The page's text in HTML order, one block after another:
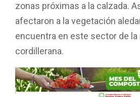
zonas próximas a la calzada.
afectaron a la vegetación
encuentra en este sector de la
cordillerana.